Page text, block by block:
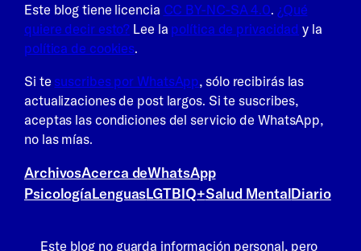
Este blog tiene licencia CC BY-NC-SA 4.0. ¿Qué
quiere decir esto? Lee la política de privacidad y la
política de cookies.
Si te suscribes por WhatsApp, sólo recibirás las
actualizaciones de post largos. Si te suscribes,
aceptas las condiciones del servicio de WhatsApp,
no las mías.
ArchivosAcerca deWhatsApp
PsicologíaLenguasLGTBIQ+Salud MentalDiario
Este blog no guarda información personal, pero